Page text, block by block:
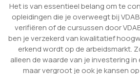
Het is van essentieel belang om te
opleidingen die je overweegt bij
verifiëren of de cursussen door
ben je verzekerd van kwalitatief
erkend wordt op de arbeidsmarkt.
alleen de waarde van je investering
maar vergroot je ook je kansen